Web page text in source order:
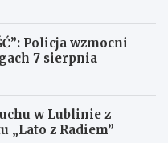
Policja wzmocni
7 sierpnia
w Lublinie z
„Lato z Radiem”